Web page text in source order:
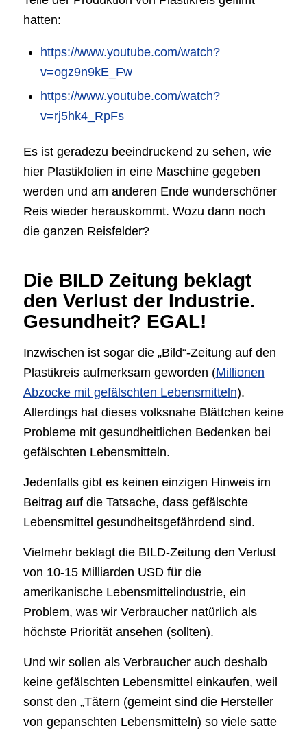
hatten:
https://www.youtube.com/watch?
v=ogz9n9kE_Fw
https://www.youtube.com/watch?
v=rj5hk4_RpFs
Es ist geradezu beeindruckend zu sehen, wie
hier Plastikfolien in eine Maschine gegeben
werden und am anderen Ende wunderschöner
Reis wieder herauskommt. Wozu dann noch
die ganzen Reisfelder?
Die BILD Zeitung beklagt
den Verlust der Industrie.
Gesundheit? EGAL!
Inzwischen ist sogar die „Bild“-Zeitung auf den
Plastikreis aufmerksam geworden (Millionen
Abzocke mit gefälschten Lebensmitteln).
Allerdings hat dieses volksnahe Blättchen keine
Probleme mit gesundheitlichen Bedenken bei
gefälschten Lebensmitteln.
Jedenfalls gibt es keinen einzigen Hinweis im
Beitrag auf die Tatsache, dass gefälschte
Lebensmittel gesundheitsgefährdend sind.
Vielmehr beklagt die BILD-Zeitung den Verlust
von 10-15 Milliarden USD für die
amerikanische Lebensmittelindustrie, ein
Problem, was wir Verbraucher natürlich als
höchste Priorität ansehen (sollten).
Und wir sollen als Verbraucher auch deshalb
keine gefälschten Lebensmittel einkaufen, weil
sonst den „Tätern (gemeint sind die Hersteller
von gepanschten Lebensmitteln) so viele satte